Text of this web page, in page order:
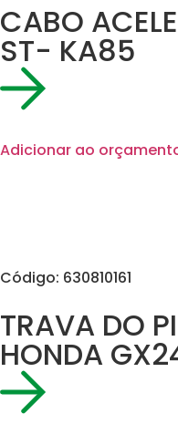
CABO
ST- KA85
Adicionar ao
Código: 630810161
TRAVA DO
HONDA